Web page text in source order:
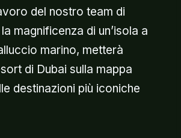
del nostro team di
magnificenza di un’isola a
marino, metterà
di Dubai sulla mappa
destinazioni più iconiche